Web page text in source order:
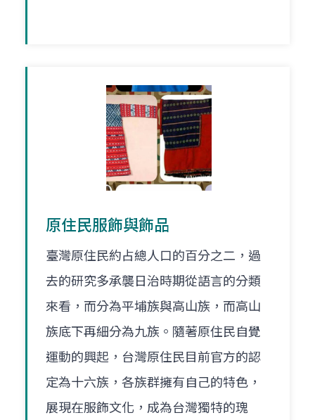
原住民服飾與飾品
臺灣原住民約占總人口的百分之二，過
去的研究多承襲日治時期從語言的分類
來看，而分為平埔族與高山族，而高山
族底下再細分為九族。隨著原住民自覺
運動的興起，台灣原住民目前官方的認
定為十六族，各族群擁有自己的特色，
展現在服飾文化，成為台灣獨特的瑰